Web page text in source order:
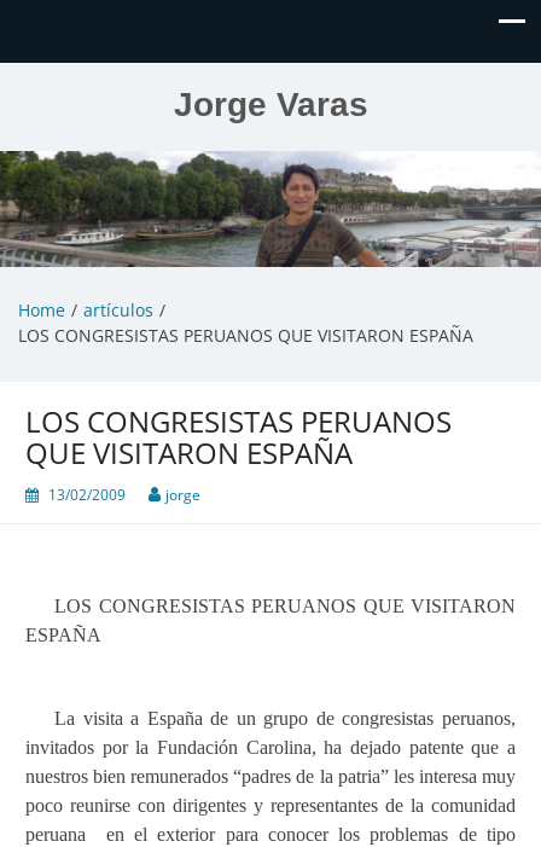
Jorge Varas
Home
artículos
LOS CONGRESISTAS PERUANOS QUE VISITARON ESPAÑA
LOS CONGRESISTAS PERUANOS
QUE VISITARON ESPAÑA
13/02/2009 jorge
LOS CONGRESISTAS PERUANOS QUE VISITARON
ESPAÑA
La visita a España de un grupo de congresistas peruanos,
invitados por la Fundación Carolina, ha dejado patente que a
nuestros bien remunerados “padres de la patria” les interesa muy
poco reunirse con dirigentes y representantes de la comunidad
peruana
en el exterior para conocer los problemas de tipo